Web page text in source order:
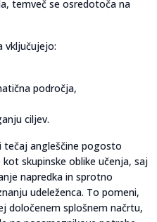
temveč se osredotoča na
vključujejo:
področja,
ciljev.
tečaj angleščine pogosto
skupinske oblike učenja, saj
napredka in sprotno
udeleženca. To pomeni,
določenem splošnem načrtu,